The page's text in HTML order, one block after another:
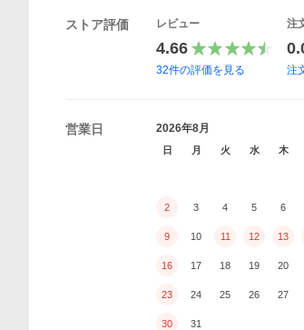
ストア評価 レビュー
4.66
32件の評価を見る
注
注
営業日 2026年8月
日 月 火 水 木
2 3 4 5 6
9 10 11 12 13
16 17 18 19 20
23 24 25 26 27
30 31